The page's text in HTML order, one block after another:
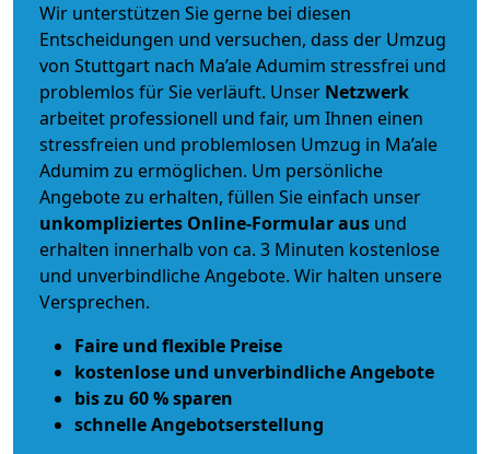
Wir unterstützen Sie gerne bei diesen
Entscheidungen und versuchen, dass der Umzug
von Stuttgart nach Ma’ale Adumim stressfrei und
problemlos für Sie verläuft. Unser Netzwerk
arbeitet professionell und fair, um Ihnen einen
stressfreien und problemlosen Umzug in Ma’ale
Adumim zu ermöglichen. Um persönliche
Angebote zu erhalten, füllen Sie einfach unser
unkompliziertes Online-Formular aus und
erhalten innerhalb von ca. 3 Minuten kostenlose
und unverbindliche Angebote. Wir halten unsere
Versprechen.
Faire und flexible Preise
kostenlose und unverbindliche Angebote
bis zu 60 % sparen
schnelle Angebotserstellung